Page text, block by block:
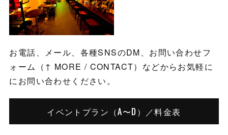
お電話、メール、各種SNSのDM、お問い合わせフ
ォーム（↑ MORE / CONTACT）などからお気軽に
にお問い合わせください。
イベントプラン（A〜D）／料金表